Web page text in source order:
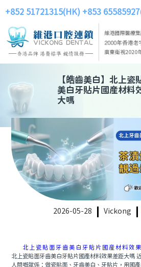
+852 51721315(HK) +853
【皓齒美白】 北上瓷
美白牙貼片國産材料
大嗎
2026-05-28 Vickong
北上瓷貼面牙齒美白牙貼片國産材料效
北上瓷貼面牙齒美白牙貼片國產材料效果差距大嗎
人問嘅就係：做瓷貼面、牙齒美白、牙貼片，用國